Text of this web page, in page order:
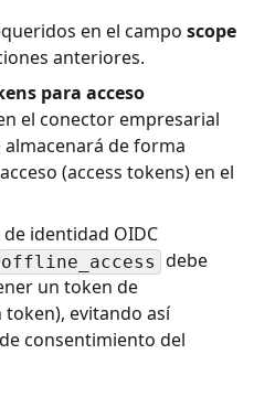
en el campo scope
anteriores.
para acceso
el conector empresarial
almacenará de forma
(access tokens) en el
identidad OIDC
offline_access debe
un token de
evitando así
consentimiento del